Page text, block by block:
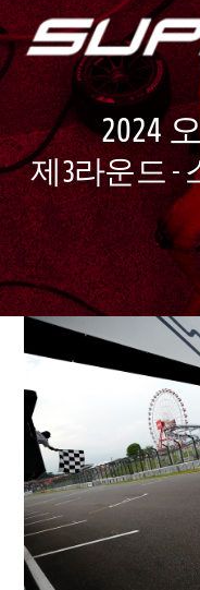
2024
제3라운드 -